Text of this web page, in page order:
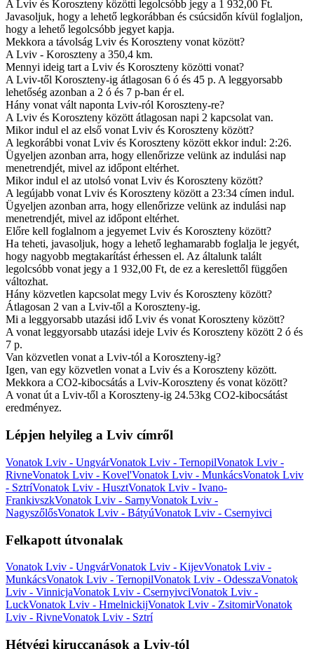
A Lviv és Koroszteny közötti legolcsóbb jegy a 1 932,00 Ft.
Javasoljuk, hogy a lehető legkorábban és csúcsidőn kívül foglaljon,
hogy a lehető legolcsóbb jegyet kapja.
Mekkora a távolság Lviv és Koroszteny vonat között?
A Lviv - Koroszteny a 350,4 km.
Mennyi ideig tart a Lviv és Koroszteny közötti vonat?
A Lviv-től Koroszteny-ig átlagosan 6 ó és 45 p. A leggyorsabb
lehetőség azonban a 2 ó és 7 p-ban ér el.
Hány vonat vált naponta Lviv-ról Koroszteny-re?
A Lviv és Koroszteny között átlagosan napi 2 kapcsolat van.
Mikor indul el az első vonat Lviv és Koroszteny között?
A legkorábbi vonat Lviv és Koroszteny között ekkor indul: 2:26.
Ügyeljen azonban arra, hogy ellenőrizze velünk az indulási nap
menetrendjét, mivel az időpont eltérhet.
Mikor indul el az utolsó vonat Lviv és Koroszteny között?
A legújabb vonat Lviv és Koroszteny között a 23:34 címen indul.
Ügyeljen azonban arra, hogy ellenőrizze velünk az indulási nap
menetrendjét, mivel az időpont eltérhet.
Előre kell foglalnom a jegyemet Lviv és Koroszteny között?
Ha teheti, javasoljuk, hogy a lehető leghamarabb foglalja le jegyét,
hogy nagyobb megtakarítást érhessen el. Az általunk talált
legolcsóbb vonat jegy a 1 932,00 Ft, de ez a kereslettől függően
változhat.
Hány közvetlen kapcsolat megy Lviv és Koroszteny között?
Átlagosan 2 van a Lviv-től a Koroszteny-ig.
Mi a leggyorsabb utazási idő Lviv és vonat Koroszteny között?
A vonat leggyorsabb utazási ideje Lviv és Koroszteny között 2 ó és
7 p.
Van közvetlen vonat a Lviv-tól a Koroszteny-ig?
Igen, van egy közvetlen vonat a Lviv és a Koroszteny között.
Mekkora a CO2-kibocsátás a Lviv-Koroszteny és vonat között?
A vonat út a Lviv-től a Koroszteny-ig 24.53kg CO2-kibocsátást
eredményez.
Lépjen helyileg a Lviv címről
Vonatok Lviv - UngvárVonatok Lviv - TernopilVonatok Lviv -
RivneVonatok Lviv - Kovel'Vonatok Lviv - MunkácsVonatok Lviv
- SztríVonatok Lviv - HusztVonatok Lviv - Ivano-
FrankivszkVonatok Lviv - SarnyVonatok Lviv -
NagyszőlősVonatok Lviv - BátyúVonatok Lviv - Csernyivci
Felkapott útvonalak
Vonatok Lviv - UngvárVonatok Lviv - KijevVonatok Lviv -
MunkácsVonatok Lviv - TernopilVonatok Lviv - OdesszaVonatok
Lviv - VinnicjaVonatok Lviv - CsernyivciVonatok Lviv -
LuckVonatok Lviv - HmelnickijVonatok Lviv - ZsitomirVonatok
Lviv - RivneVonatok Lviv - Sztrí
Hétvégi kiruccanások a Lviv-tól